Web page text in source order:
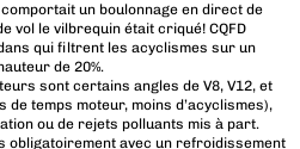
un boulonnage en direct de
vol le vilbrequin était criqué! CQFD
qui filtrent les acyclismes sur un
de 20%.
sont certains angles de V8, V12, et
de temps moteur, moins d’acyclismes),
ou de rejets polluants mis à part.
obligatoirement avec un refroidissement